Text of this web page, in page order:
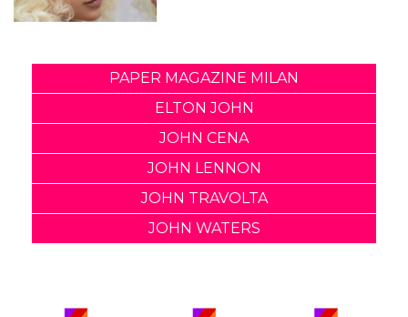
PAPER MAGAZINE MILAN
ELTON JOHN
JOHN CENA
JOHN LENNON
JOHN TRAVOLTA
JOHN WATERS